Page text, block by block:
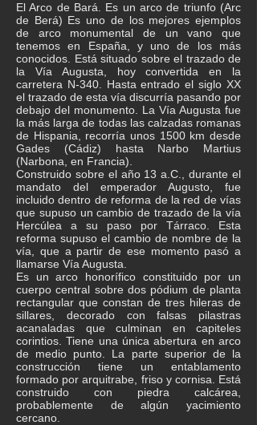
El Arco de Bará. Es un arco de triunfo (Arc
de Berá) Es uno de los mejores ejemplos
de arco monumental de un vano que
tenemos en España, y uno de los más
conocidos. Está situado sobre el trazado de
la Vía Augusta, hoy convertida en la
carretera N-340. Hasta entrado el siglo XX
el trazado de esta vía discurría pasando por
debajo del monumento. La Vía Augusta fue
la más larga de todas las calzadas romanas
de Hispania, recorría unos 1500 km desde
Gades (Cádiz) hasta Narbo Martius
(Narbona, en Francia).
Construido sobre el año 13 a.C., durante el
mandato del emperador Augusto, fue
incluido dentro de reforma de la red de vías
que supuso un cambio de trazado de la vía
Hercúlea a su paso por Tárraco. Esta
reforma supuso el cambio de nombre de la
vía, que a partir de ese momento pasó a
llamarse Vía Augusta.
Es un arco honorífico constituido por un
cuerpo central sobre dos pódium de planta
rectangular que constan de tres hileras de
sillares, decorado con falsas pilastras
acanaladas que culminan en capiteles
corintios. Tiene una única abertura en arco
de medio punto. La parte superior de la
construcción tiene un entablamento
formado por arquitrabe, friso y cornisa. Está
construido con piedra calcárea,
probablemente de algún yacimiento
cercano.